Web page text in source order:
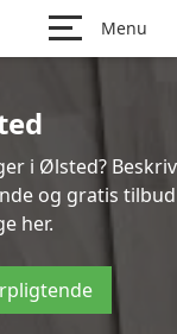
Menu
i Ølsted? Beskriv
og gratis tilbud
her.